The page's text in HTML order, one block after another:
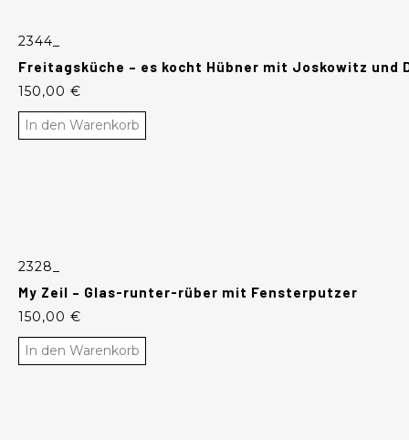
2344_
Freitagsküche – es kocht Hübner mit Joskowitz und
150,00 €
In den Warenkorb
2328_
My Zeil – Glas-runter-rüber mit Fensterputzer
150,00 €
In den Warenkorb